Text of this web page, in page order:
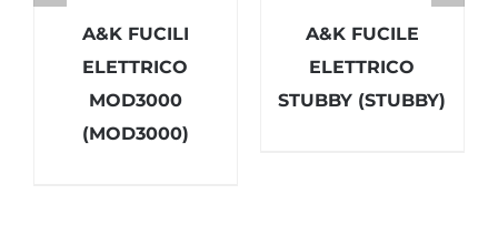
A&K FUCILI
ELETTRICO
MOD3000
(MOD3000)
A&K FUCILE
ELETTRICO
STUBBY (STUBBY)